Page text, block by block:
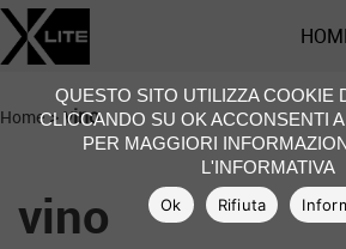
Home>vino
vino
QUESTO SITO UTILIZZA COOKIE
CLICCANDO SU OK ACCONSENTI
PER MAGGIORI
L'INFORMATIVA
Ok Rifiuta